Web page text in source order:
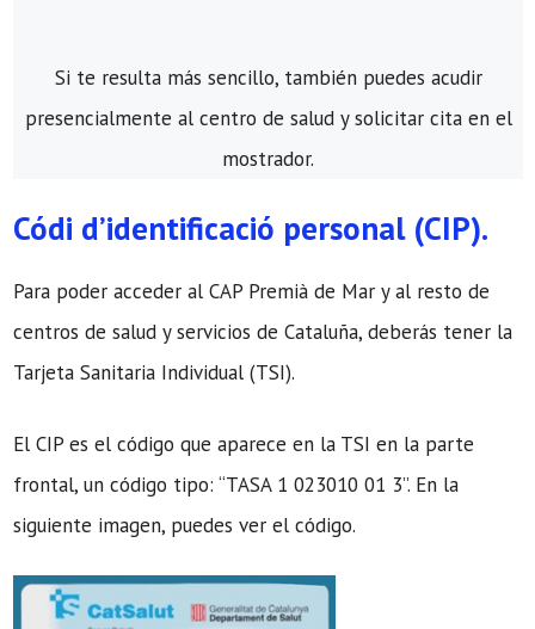
Si te resulta más sencillo, también puedes acudir
presencialmente al centro de salud y solicitar cita en el
mostrador.
Códi d’identificació personal (CIP).
Para poder acceder al CAP Premià de Mar y al resto de
centros de salud y servicios de Cataluña, deberás tener la
Tarjeta Sanitaria Individual (TSI).
El CIP es el código que aparece en la TSI en la parte
frontal, un código tipo: “TASA 1 023010 01 3”. En la
siguiente imagen, puedes ver el código.